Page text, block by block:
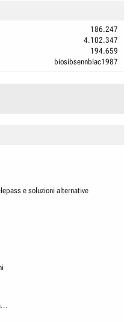
186.247
4.102.347
194.659
biosibsennblac1987
e soluzioni alternative